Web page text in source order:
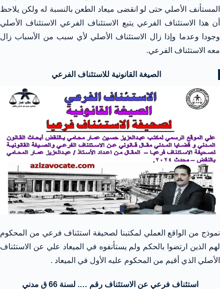
المستأنف الأصلي حتى لو انقضى ميعاد الطعن بالنسبة له ولكن يلاحظ
أن هذا الاستئناف الفرعي يتبع الاستئناف الفرعي الاستئناف الأصلي
وجودا وعدما وإذا زال الاستئناف الأصلي لأي سبب من الأسباب زال
معه الاستئناف الفرعي.
الصيغة القانونية للاستئناف الفرعي
نموذج من الواقع العملي لمكتبنا لصحيفة استئناف فرعي من المحكوم
لهم الذين ارتضوا بالحكم ولم يستأنفوه في الميعاد علي عن الاستئناف
الأصلي الذي أقيم من المحكوم عليه الأول في الميعاد .
استئناف فرعي عن الاستئناف رقم …. لسنة 66 ق مدني